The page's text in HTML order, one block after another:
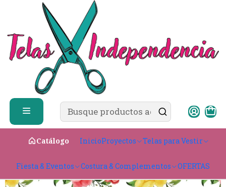
Catálogo InicioProyectos Telas para Vestir
Fiesta & Eventos Costura & Complementos OFERTAS
✨ ¿Cómo comprar?
Telas para Vestir
Bistrech
Bistrech Sublimado